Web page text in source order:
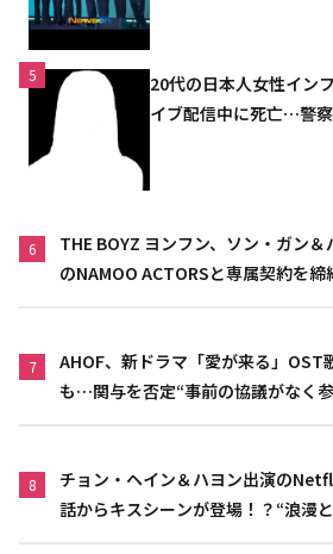
5
20代の日本人女性イン
イブ配信中に死亡…警
6
THE BOYZ ヨンフン、ソン・ガン
のNAMOO ACTORSと専属契約を締
7
AHOF、新ドラマ「愛が来る」OST
も…関与を否定“事前の協議がなく
8
チョン・ヘイン＆ハヨン出演の
話からキスシーンが登場！？“浪漫